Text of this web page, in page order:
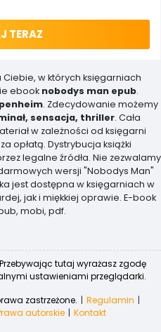
TERAZ
w których księgarniach
ebook nobodys man epub.
. Zdecydowanie możemy
sensacja, thriller. Cała
w zależności od księgarni
opłatą. Dystrybucja książki
legalne źródła. Nie zezwalamy
wersji "Nobodys Man"
jest dostępna w księgarniach w
jak i miękkiej oprawie. E-book
mobi, pdf.
tutaj wyrażasz zgodę
ustawieniami przeglądarki.
zastrzeżone.
Regulamin
autorskie Kontakt